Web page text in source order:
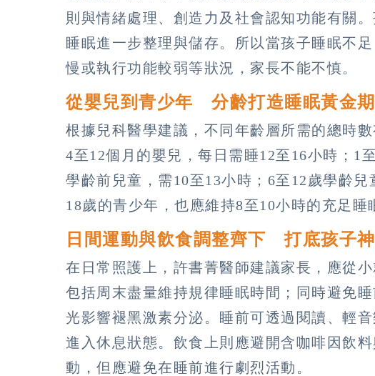
則與情緒處理、創造力及社會認知功能有關
睡眠進一步整理與儲存。所以當孩子睡眠不
慢或執行功能較弱等狀況，家長不能不慎。
從嬰兒到青少年 分齡打造睡眠黃金期
根據兒科醫學建議，不同年齡層所需的總時
4至12個月的嬰兒，每日需睡12至16小時；1
學齡前兒童，需10至13小時；6至12歲學齡
18歲的青少年，也應維持8至10小時的充足睡
日間運動與飲食調整齊下 打底孩子
在日常照護上，許書菁醫師建議家長，應從
包括周末盡量維持規律睡眠時間；同時避免
光影響褪黑激素分泌。睡前可透過閱讀、輕
進入休息狀態。飲食上則應避開含咖啡因飲
動，但應避免在睡前進行劇烈活動。